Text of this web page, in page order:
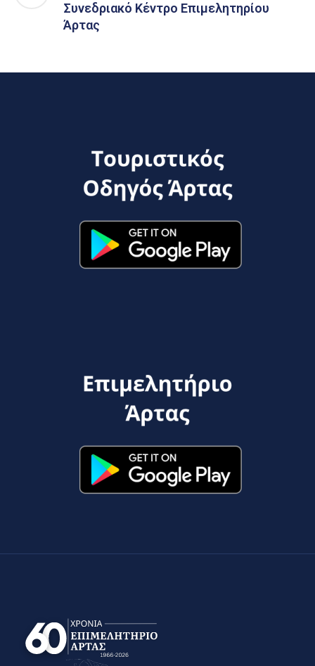
Συνεδριακό Κέντρο Επιμελητηρίου
Άρτας